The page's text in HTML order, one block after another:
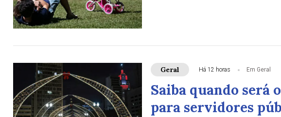
Geral Há 12 horas Em Geral
Saiba quando será
para servidores